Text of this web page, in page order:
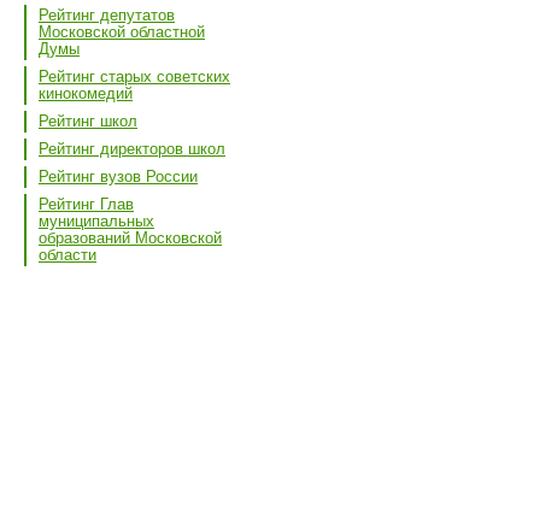
Рейтинг депутатов
Московской областной
Думы
Рейтинг старых советских
кинокомедий
Рейтинг школ
Рейтинг директоров школ
Рейтинг вузов России
Рейтинг Глав
муниципальных
образований Московской
области